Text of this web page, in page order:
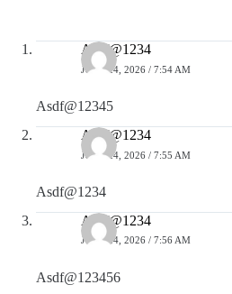
Asdf@1234
JUNE 24, 2026 / 7:54 AM
Asdf@12345
Asdf@1234
JUNE 24, 2026 / 7:55 AM
Asdf@1234
Asdf@1234
JUNE 24, 2026 / 7:56 AM
Asdf@123456